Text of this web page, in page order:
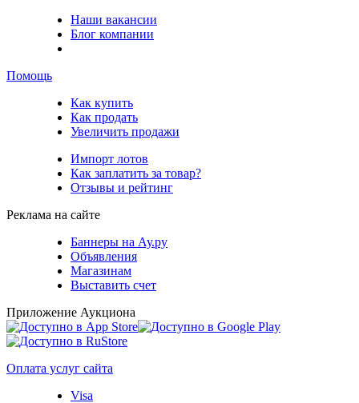
Наши вакансии
Блог компании
Помощь
Как купить
Как продать
Увеличить продажи
Импорт лотов
Как заплатить за товар?
Отзывы и рейтинг
Реклама на сайте
Баннеры на Ау.ру
Объявления
Магазинам
Выставить счет
Приложение Аукциона
Оплата услуг сайта
Visa